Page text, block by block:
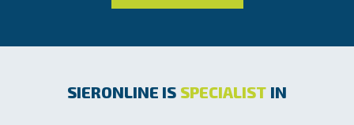
SIERONLINE IS SPECIALIST IN